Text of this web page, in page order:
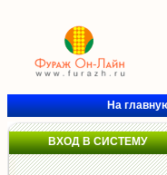
На
ВХОД В СИСТЕМУ